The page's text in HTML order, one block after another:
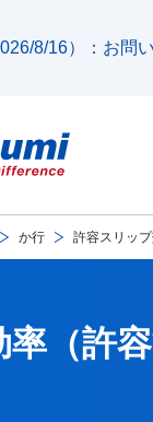
8/16）：お問
か行 許容スリッ
（許容